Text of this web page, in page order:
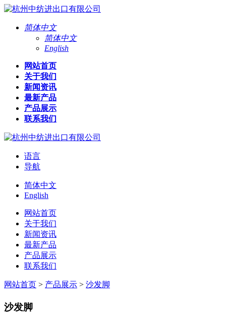
简体中文
简体中文
English
网站首页
关于我们
新闻资讯
最新产品
产品展示
联系我们
语言
导航
简体中文
English
网站首页
关于我们
新闻资讯
最新产品
产品展示
联系我们
网站首页 > 产品展示 > 沙发脚
沙发脚